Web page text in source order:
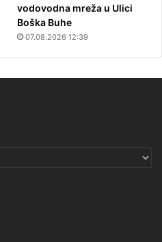
vodovodna mreža u Ulici
Boška Buhe
07.08.2026 12:39